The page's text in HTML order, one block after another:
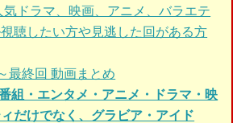
気ドラマ、映画、アニメ、バラエテ
聴したい方や見逃した回がある方
最終回動画まとめ
組・エンタメ・アニメ・ドラマ・映
だけでなく、グラビア・アイド